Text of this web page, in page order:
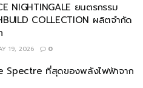
NIGHTINGALE ยนตรกรรม
COLLECTION ผลิตจำกัด
19, 2026 0
Spectre ที่สุดของพลังไฟฟ้าจาก